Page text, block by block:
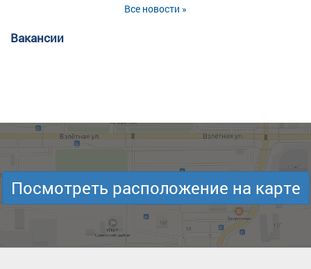
Все новости »
Вакансии
Посмотреть расположение на карте